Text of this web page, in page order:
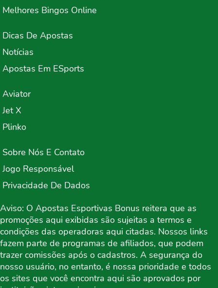
Melhores Bingos Online
Dicas De Apostas
Notícias
Apostas Em ESports
Aviator
Jet X
Plinko
Sobre Nós E Contato
Jogo Responsável
Privacidade De Dados
Aviso: O Apostas Esportivas Bonus reitera que as
promoções aqui exibidas são sujeitas a termos e
condições das operadoras aqui citadas. Nossos links
fazem parte de programas de afiliados, que podem
trazer comissões após o cadastros. A segurança do
nosso usuário, no entanto, é nossa prioridade e todos
os sites que você encontra aqui são aprovados por